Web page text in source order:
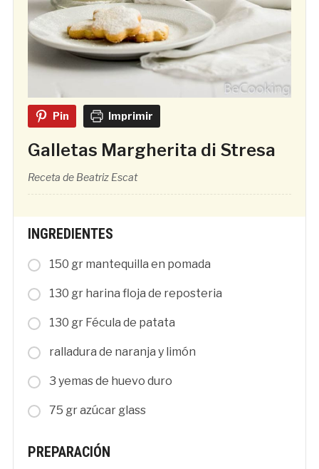
Pin Imprimir
Galletas Margherita di Stresa
Receta de Beatriz Escat
INGREDIENTES
150 gr mantequilla en pomada
130 gr harina floja de reposteria
130 gr Fécula de patata
ralladura de naranja y limón
3 yemas de huevo duro
75 gr azúcar glass
PREPARACIÓN